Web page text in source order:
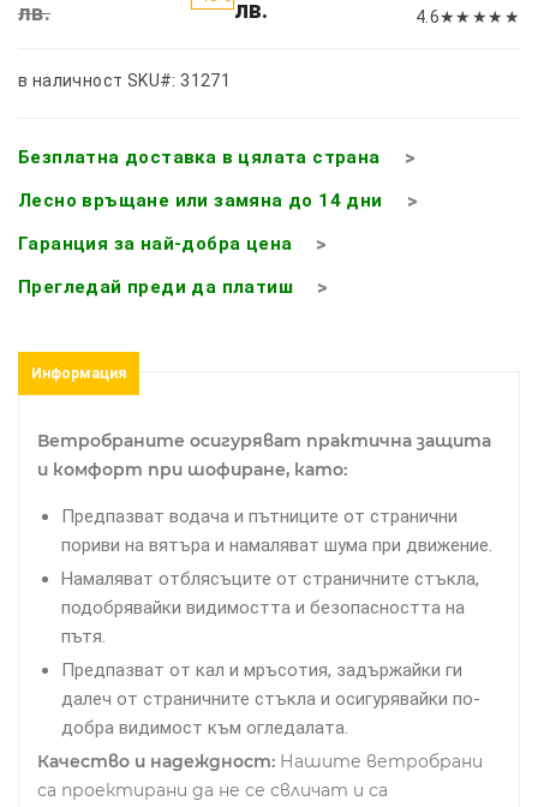
лв.
лв.
4.6★★ ★★ ★
в наличност SKU#: 31271
Безплатна доставка в цялата страна
Лесно връщане или замяна до 14 дни
Гаранция за най-добра цена
Прегледай преди да платиш
Информация
Ветробраните осигуряват практична защита
и комфорт при шофиране, като:
Предпазват водача и пътниците от странични
пориви на вятъра и намаляват шума при движение.
Намаляват отблясъците от страничните стъкла,
подобрявайки видимостта и безопасността на
пътя.
Предпазват от кал и мръсотия, задържайки ги
далеч от страничните стъкла и осигурявайки по-
добра видимост към огледалата.
Качество и надеждност: Нашите ветробрани
са проектирани да не се свличат и са